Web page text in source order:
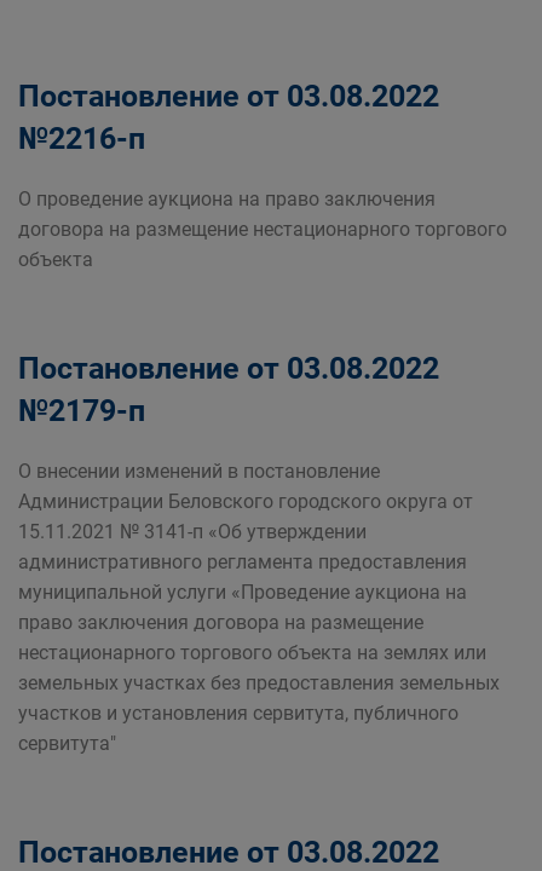
Постановление от 03.08.2022
№2216-п
О проведение аукциона на право заключения
договора на размещение нестационарного торгового
объекта
Постановление от 03.08.2022
№2179-п
О внесении изменений в постановление
Администрации Беловского городского округа от
15.11.2021 № 3141-п «Об утверждении
административного регламента предоставления
муниципальной услуги «Проведение аукциона на
право заключения договора на размещение
нестационарного торгового объекта на землях или
земельных участках без предоставления земельных
участков и установления сервитута, публичного
сервитута"
Постановление от 03.08.2022